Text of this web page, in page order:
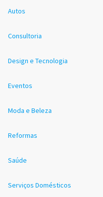
Autos
Consultoria
Design e Tecnologia
Eventos
Moda e Beleza
Reformas
Saúde
Serviços Domésticos